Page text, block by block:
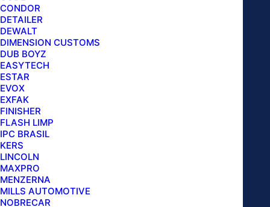
CONDOR
DETAILER
DEWALT
DIMENSION CUSTOMS
DUB BOYZ
EASYTECH
ESTAR
EVOX
EXFAK
FINISHER
FLASH LIMP
IPC BRASIL
KERS
LINCOLN
MAXPRO
MENZERNA
MILLS AUTOMOTIVE
NOBRECAR
X
M22/14
P/
LAVADORAS
ALTA
PRESSÃO
12
METROS
SIGMA
TOOLS
quantidade
SIGMA TOOLS MANGUEIRA
TRAMA DE AÇO M22-1.4″ COM
ENGATE RÁPIDO 12 METROS
Você enfrenta dificuldades ao realizar limpezas de